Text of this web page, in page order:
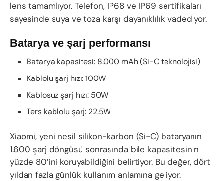
lens tamamlıyor. Telefon, IP68 ve IP69 sertifikaları
sayesinde suya ve toza karşı dayanıklılık vadediyor.
Batarya ve şarj performansı
Batarya kapasitesi: 8.000 mAh (Si-C teknolojisi)
Kablolu şarj hızı: 100W
Kablosuz şarj hızı: 50W
Ters kablolu şarj: 22.5W
Xiaomi, yeni nesil silikon-karbon (Si-C) bataryanın
1.600 şarj döngüsü sonrasında bile kapasitesinin
yüzde 80’ini koruyabildiğini belirtiyor. Bu değer, dört
yıldan fazla günlük kullanım anlamına geliyor.